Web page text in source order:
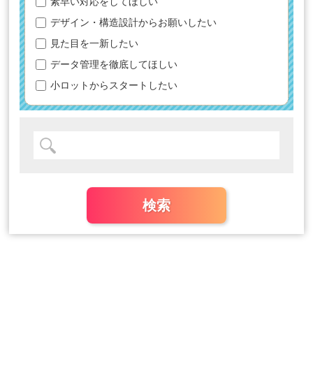
デザイン・構造設計からお願いしたい
見た目を一新したい
データ管理を徹底してほしい
小ロットからスタートしたい